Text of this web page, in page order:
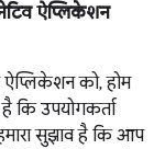
ऐप्लिकेशन
ऐप्लिकेशन को, होम
कि उपयोगकर्ता
सुझाव है कि आप